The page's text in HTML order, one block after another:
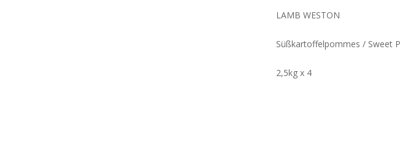
LAMB WESTON
Süßkartoffelpommes / Sweet
2,5kg x 4